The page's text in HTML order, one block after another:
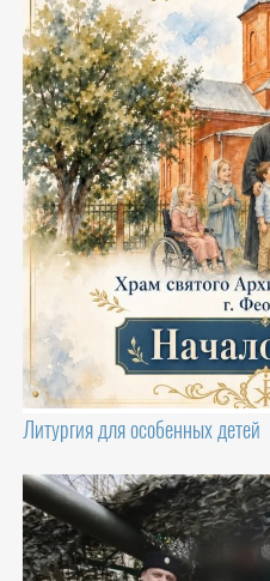
Литургия для особенных детей